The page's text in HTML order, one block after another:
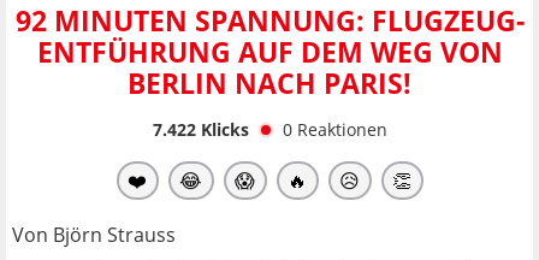
92 MINUTEN SPANNUNG: FLUGZEUG-
ENTFÜHRUNG AUF DEM WEG VON
BERLIN NACH PARIS!
7.422Klicks 0 Reaktionen
❤️ 😂 😱 🔥 😥 👏
Von Björn Strauss